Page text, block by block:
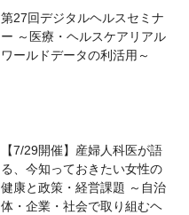
第27回デジタルヘルスセミナ
ー ～医療・ヘルスケアリアル
ワールドデータの利活用～
【7/29開催】産婦人科医が語
る、今知っておきたい女性の
健康と政策・経営課題 ～自治
体・企業・社会で取り組むヘ